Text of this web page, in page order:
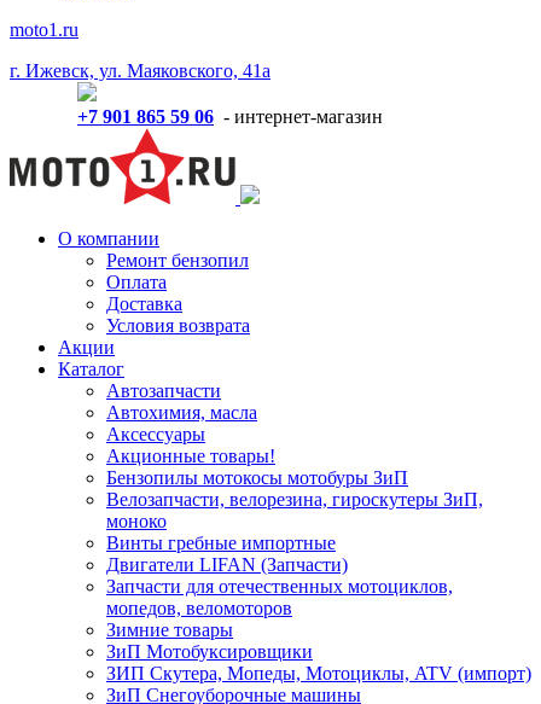
moto1.ru
г. Ижевск, ул. Маяковского, 41а
+7 901 865 59 06 - интернет-магазин
О компании
Ремонт бензопил
Оплата
Доставка
Условия возврата
Акции
Каталог
Автозапчасти
Автохимия, масла
Аксессуары
Акционные товары!
Бензопилы мотокосы мотобуры ЗиП
Велозапчасти, велорезина, гироскутеры ЗиП,
моноко
Винты гребные импортные
Двигатели LIFAN (Запчасти)
Запчасти для отечественных мотоциклов,
мопедов, веломоторов
Зимние товары
ЗиП Мотобуксировщики
ЗИП Скутера, Мопеды, Мотоциклы, ATV (импорт)
ЗиП Снегоуборочные машины